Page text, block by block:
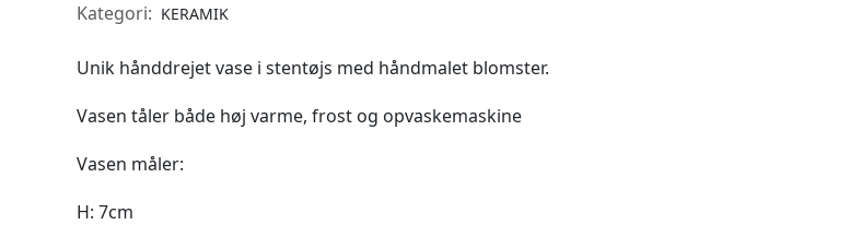
Kategori: KERAMIK
Unik hånddrejet vase i stentøjs med håndmalet blomster.
Vasen tåler både høj varme, frost og opvaskemaskine
Vasen måler:
H: 7cm